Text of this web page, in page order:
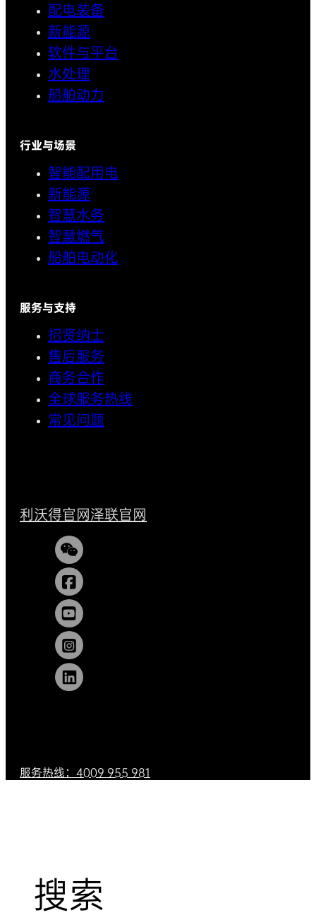
配电装备
新能源
软件与平台
水处理
船舶动力
行业与场景
智能配用电
新能源
智慧水务
智慧燃气
船舶电动化
服务与支持
招贤纳士
售后服务
商务合作
全球服务热线
常见问题
利沃得官网泽联官网
服务热线：4009 955 981
搜索